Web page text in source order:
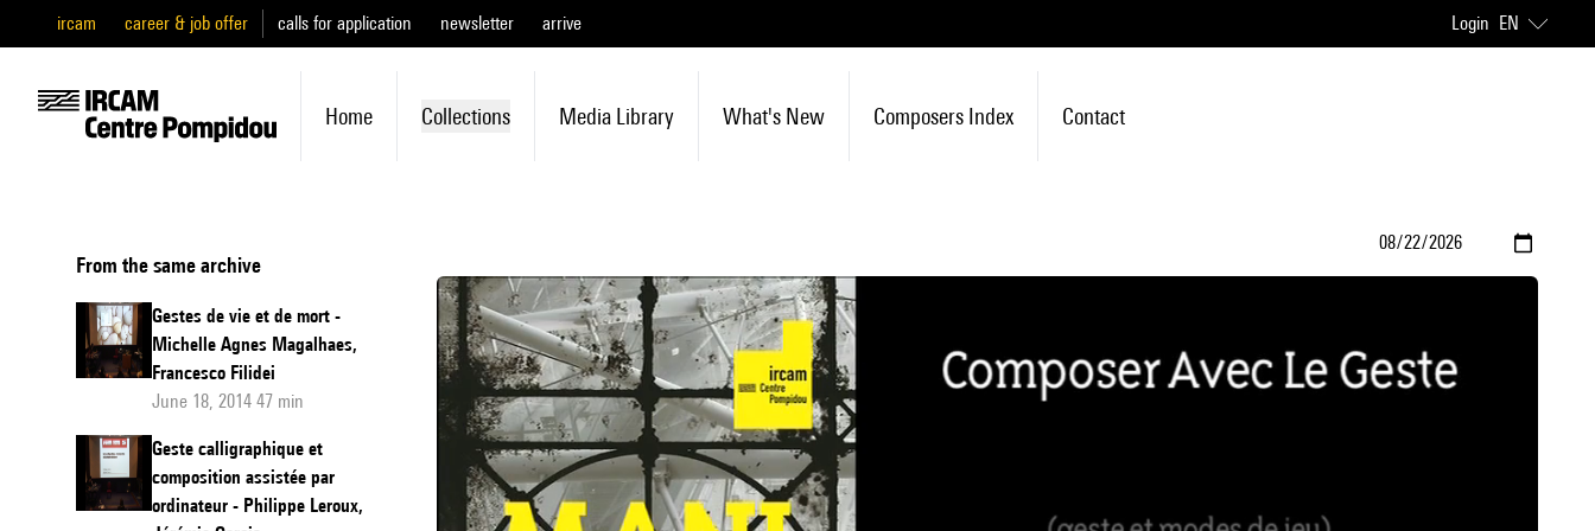
ircam career & job offer calls for application newsletter arrive Login EN
Home Collections Media Library What's New Composers Index Contact
From the same archive
Gestes de vie et de mort -
Michelle Agnes Magalhaes,
Francesco Filidei
June 18, 2014 47 min
Geste calligraphique et
composition assistée par
ordinateur - Philippe Leroux,